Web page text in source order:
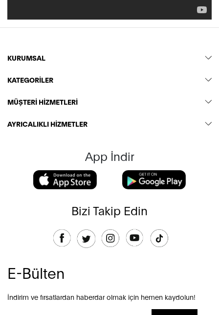
KURUMSAL
KATEGORİLER
MÜŞTERİ HİZMETLERİ
AYRICALIKLI HİZMETLER
App İndir
Bizi Takip Edin
E-Bülten
İndirim ve fırsatlardan haberdar olmak için hemen kaydolun!